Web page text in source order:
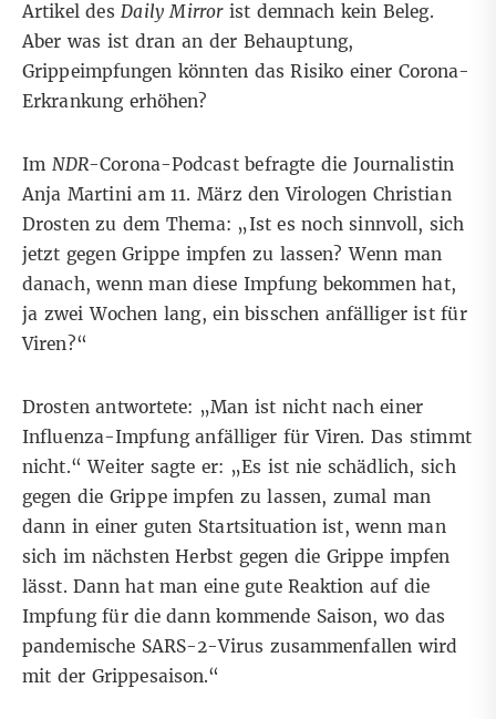
Artikel desDaily Mirror ist demnach kein Beleg.
Aber was ist dran an der Behauptung,
Grippeimpfungen könnten das Risiko einer Corona-
Erkrankung erhöhen?
Im NDR-Corona-Podcastbefragte die Journalistin
Anja Martini am 11. März den Virologen Christian
Drosten zu dem Thema: „Ist es noch sinnvoll, sich
jetzt gegen Grippe impfen zu lassen? Wenn man
danach, wenn man diese Impfung bekommen hat,
ja zwei Wochen lang, ein bisschen anfälliger ist für
Viren?“
Drosten antwortete: „Man ist nicht nach einer
Influenza-Impfung anfälliger für Viren. Das stimmt
nicht.“ Weiter sagte er: „Es ist nie schädlich, sich
gegen die Grippe impfen zu lassen, zumal man
dann in einer guten Startsituation ist, wenn man
sich im nächsten Herbst gegen die Grippe impfen
lässt. Dann hat man eine gute Reaktion auf die
Impfung für die dann kommende Saison, wo das
pandemische SARS-2-Virus zusammenfallen wird
mit der Grippesaison.“